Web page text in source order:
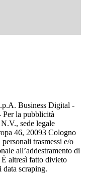
Business Digital -
la pubblicità
sede legale
46, 20093 Cologno
trasmessi e/o
all’addestramento di
altresì fatto divieto
data scraping.